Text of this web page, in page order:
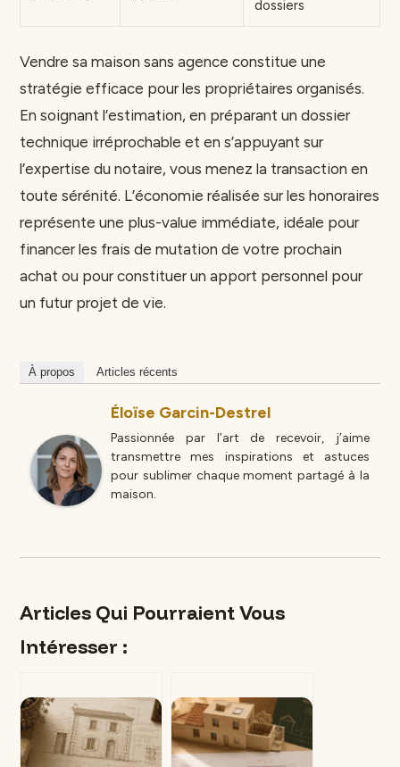
dossiers
Vendre sa maison sans agence constitue une
stratégie efficace pour les propriétaires organisés.
En soignant l’estimation, en préparant un dossier
technique irréprochable et en s’appuyant sur
l’expertise du notaire, vous menez la transaction en
toute sérénité. L’économie réalisée sur les honoraires
représente une plus-value immédiate, idéale pour
financer les frais de mutation de votre prochain
achat ou pour constituer un apport personnel pour
un futur projet de vie.
À propos Articles récents
Éloïse Garcin-Destrel
Passionnée par l’art de recevoir, j’aime
transmettre mes inspirations et astuces
pour sublimer chaque moment partagé à la
maison.
Articles Qui Pourraient Vous
Intéresser :